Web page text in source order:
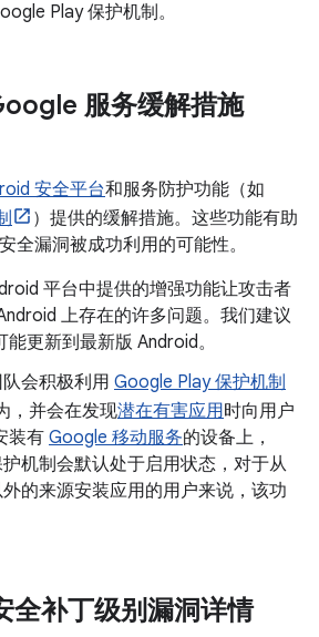
Play 保护机制。
服务缓解措施
安全平台和服务防护功能（如
）提供的缓解措施。这些功能有助
全漏洞被成功利用的可能性。
平台中提供的增强功能让攻击者
上存在的许多问题。我们建议
更新到最新版 Android。
会积极利用 Google Play 保护机制
，并会在发现潜在有害应用时向用户
装有 Google 移动服务的设备上，
机制会默认处于启用状态，对于从
的来源安装应用的用户来说，该功
全补丁级别漏洞详情